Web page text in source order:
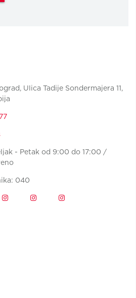
Ulica Tadije Sondermajera 11,
- Petak od 9:00 do 17:00 /
040